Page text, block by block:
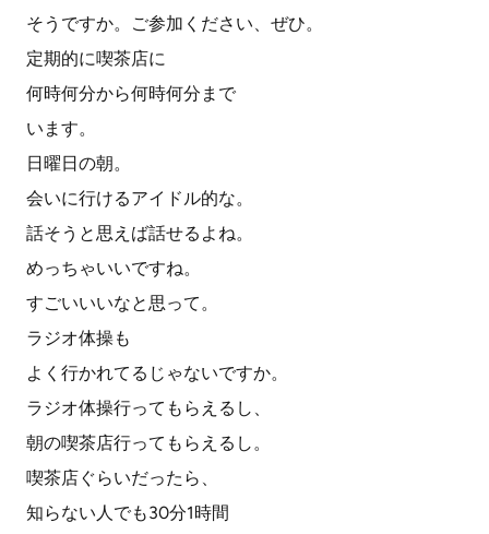
そうですか。ご参加ください、ぜひ。
定期的に喫茶店に
何時何分から何時何分まで
います。
日曜日の朝。
会いに行けるアイドル的な。
話そうと思えば話せるよね。
めっちゃいいですね。
すごいいいなと思って。
ラジオ体操も
よく行かれてるじゃないですか。
ラジオ体操行ってもらえるし、
朝の喫茶店行ってもらえるし。
喫茶店ぐらいだったら、
知らない人でも30分1時間